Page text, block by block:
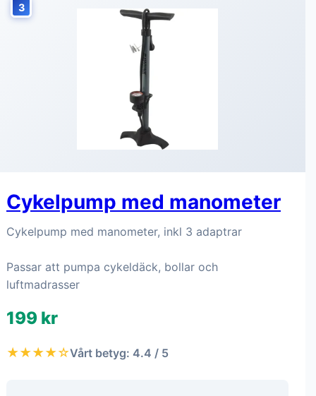
3
Cykelpump med manometer
Cykelpump med manometer, inkl 3 adaptrar
Passar att pumpa cykeldäck, bollar och
luftmadrasser
199 kr
★★★★☆Vårt betyg: 4.4 / 5